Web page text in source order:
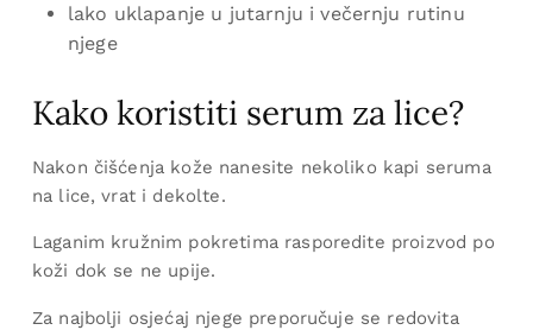
lako uklapanje u jutarnju i večernju rutinu
njege
Kako koristiti serum za lice?
Nakon čišćenja kože nanesite nekoliko kapi seruma
na lice, vrat i dekolte.
Laganim kružnim pokretima rasporedite proizvod po
koži dok se ne upije.
Za najbolji osjećaj njege preporučuje se redovita